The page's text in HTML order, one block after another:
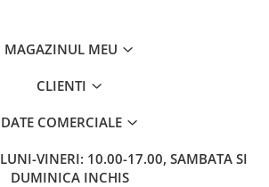
MAGAZINUL MEU
CLIENTI
DATE COMERCIALE
LUNI-VINERI: 10.00-17.00, SAMBATA SI
DUMINICA INCHIS